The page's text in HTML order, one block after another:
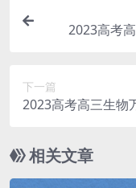
2023高考
下一篇
2023高考高三生物
相关文章